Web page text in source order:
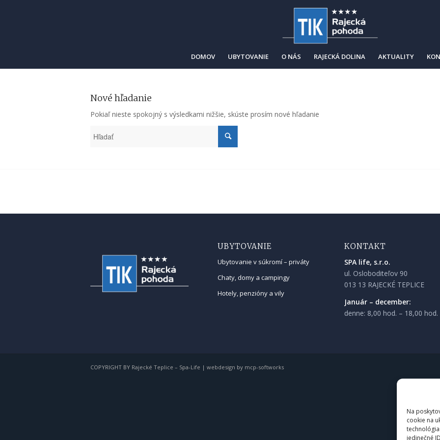
Na
cookie na
jedinečné
DOMOV UBYTOVANIE O NÁS RAJECKÁ DOLINA AKTUALITY
Nové hľadanie
Pokiaľ nieste spokojný s výsledkami nižšie, skúste prosím nové hľadanie
UBYTOVANIE
Ubytovanie v súkromí – priváty
Chaty, domy a campingy
Hotely, penzióny a vily
KONTAKT
SPA life, s.r.o.
ul. Osloboditeľov 90
013 13 RAJECKÉ TEPLICE
Január – december:
denne: 8,00 hod. – 18,00 hod.
COPYRIGHT BY Rajecké Teplice – Spa-Life |webdesign by mcp-softworks